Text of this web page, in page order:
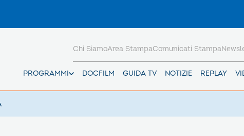
PROGRAMMI DOCFILM GUIDA TV NOTIZIE REPLAY
Chi SiamoArea StampaComunicati Stampa